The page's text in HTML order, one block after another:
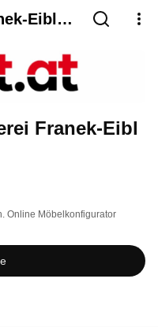
Eibl
Franek-Eibl
Online Möbelkonfigurator